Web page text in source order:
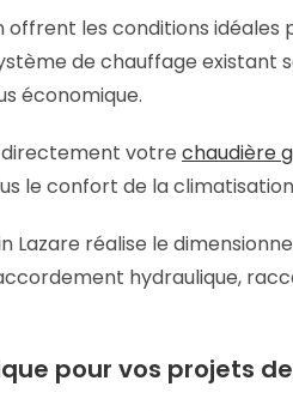
offrent les conditions
de chauffage
économique.
directement votre chaudière
le confort de la
Lazare réalise le
hydraulique,
pour vos projets